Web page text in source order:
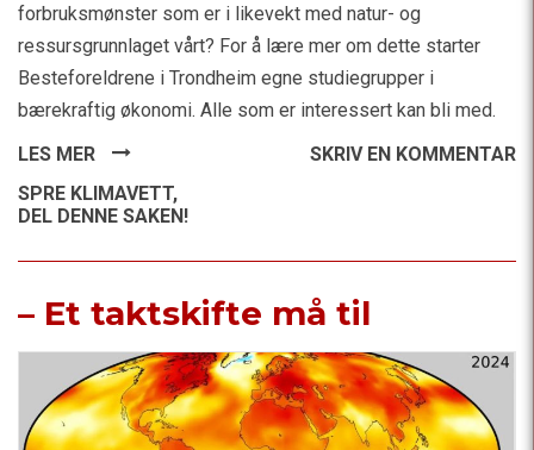
forbruksmønster som er i likevekt med natur- og
ressursgrunnlaget vårt? For å lære mer om dette starter
Besteforeldrene i Trondheim egne studiegrupper i
bærekraftig økonomi. Alle som er interessert kan bli med.
LES MER
SKRIV EN KOMMENTAR
SPRE KLIMAVETT,
DEL DENNE SAKEN!
– Et taktskifte må til